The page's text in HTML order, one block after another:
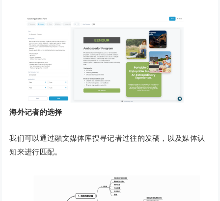
海外记者的选择
我们可以通过融文媒体库搜寻记者过往的发稿，以及媒体认
知来进行匹配。